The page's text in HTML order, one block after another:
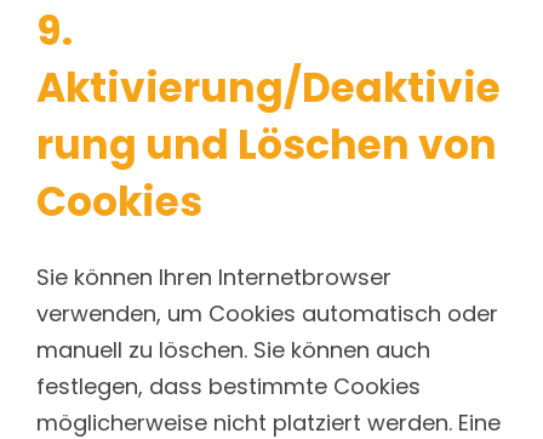
9.
Aktivierung/Deaktivie
rung und Löschen von
Cookies
Sie können Ihren Internetbrowser
verwenden, um Cookies automatisch oder
manuell zu löschen. Sie können auch
festlegen, dass bestimmte Cookies
möglicherweise nicht platziert werden. Eine